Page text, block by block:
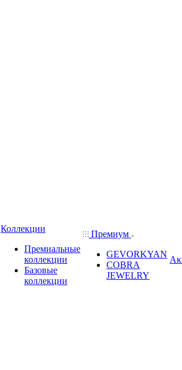
Коллекции
Премиальные
коллекции
Базовые
коллекции
Премиум
GEVORKYAN
COBRA
JEWELRY